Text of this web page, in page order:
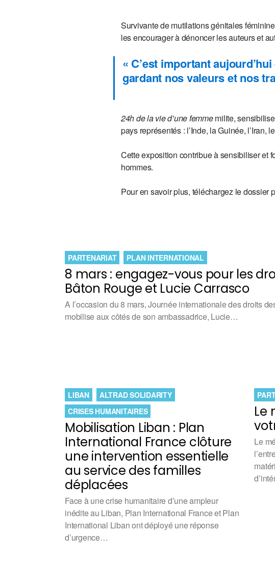
Survivante de mutilations génitales
les encourager à dénoncer les auteurs et
« C’est important
gardant nos valeurs et nos
24h de la vie d’une femmemilite,
pays représentés : l’Inde, la Guinée, l’Iran,
Cette exposition contribue à sensibiliser et
hommes.
Pour en savoir plus, téléchargez le dossier
8 mars : engagez-vous pour les
Bâton Rouge et Lucie Carrasco
PARTENARIAT PLAN INTERNATIONAL
A l’occasion du 8 mars, Journée internationale des droits
mobilise aux côtés de son ambassadrice, Lucie…
Mobilisation Liban : Plan
International France clôture
une intervention essentielle
au service des familles
déplacées
LIBAN
ALTRAD SOLIDARITY
CRISES HUMANITAIRES
Face à une crise humanitaire d’une ampleur
inédite au Liban, Plan International France et Plan
International Liban ont déployé une réponse
d’urgence…
Le
Le